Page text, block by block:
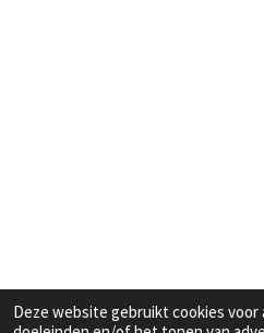
Deze website gebruikt cookies voor